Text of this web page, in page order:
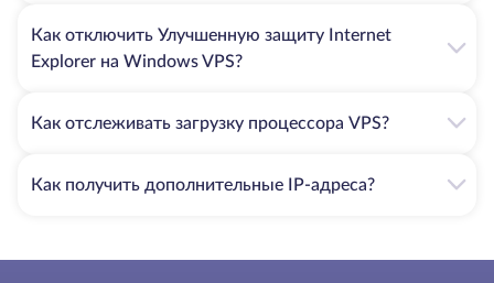
Как отключить Улучшенную защиту Internet
Explorer на Windows VPS?
Как отслеживать загрузку процессора VPS?
Как получить дополнительные IP-адреса?